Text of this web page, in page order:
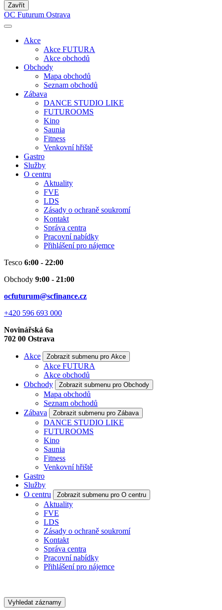
Zavřít
OC Futurum Ostrava
Akce
Akce FUTURA
Akce obchodů
Obchody
Mapa obchodů
Seznam obchodů
Zábava
DANCE STUDIO LIKE
FUTUROOMS
Kino
Saunia
Fitness
Venkovní hřiště
Gastro
Služby
O centru
Aktuality
FVE
LDS
Zásady o ochraně soukromí
Kontakt
Správa centra
Pracovní nabídky
Přihlášení pro nájemce
Tesco 6:00 - 22:00
Obchody 9:00 - 21:00
ocfuturum@scfinance.cz
+420 596 693 000
Novinářská 6a
702 00 Ostrava
Akce Zobrazit submenu pro Akce
Akce FUTURA
Akce obchodů
Obchody
Zobrazit submenu pro Obchody
Mapa obchodů
Seznam obchodů
Zábava
Zobrazit submenu pro Zábava
DANCE STUDIO LIKE
FUTUROOMS
Kino
Saunia
Fitness
Venkovní hřiště
Gastro
Služby
O centru
Zobrazit submenu pro O centru
Aktuality
FVE
LDS
Zásady o ochraně soukromí
Kontakt
Správa centra
Pracovní nabídky
Přihlášení pro nájemce
Vyhledat záznamy